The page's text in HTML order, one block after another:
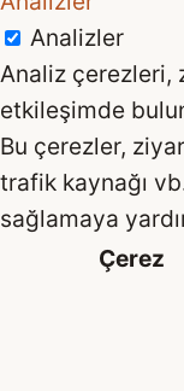
Analizler
Analiz çerezleri,
etkileşimde
Bu çerezler,
trafik kaynağı
sağlamaya
Çerez